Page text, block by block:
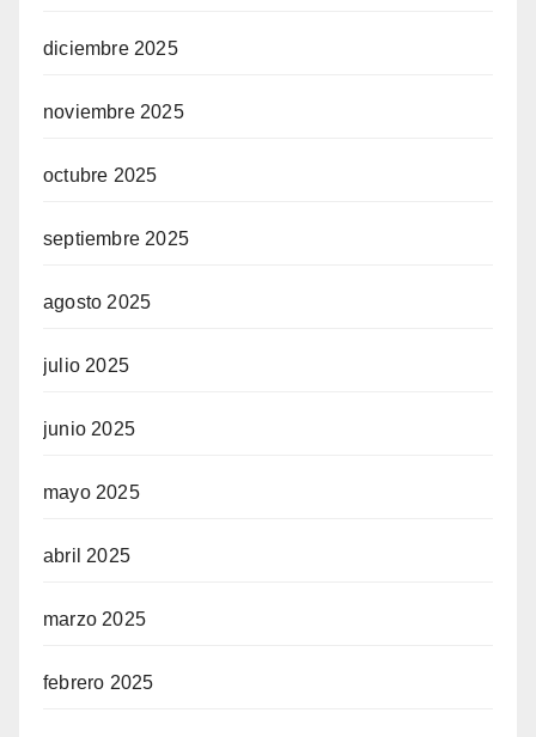
diciembre 2025
noviembre 2025
octubre 2025
septiembre 2025
agosto 2025
julio 2025
junio 2025
mayo 2025
abril 2025
marzo 2025
febrero 2025